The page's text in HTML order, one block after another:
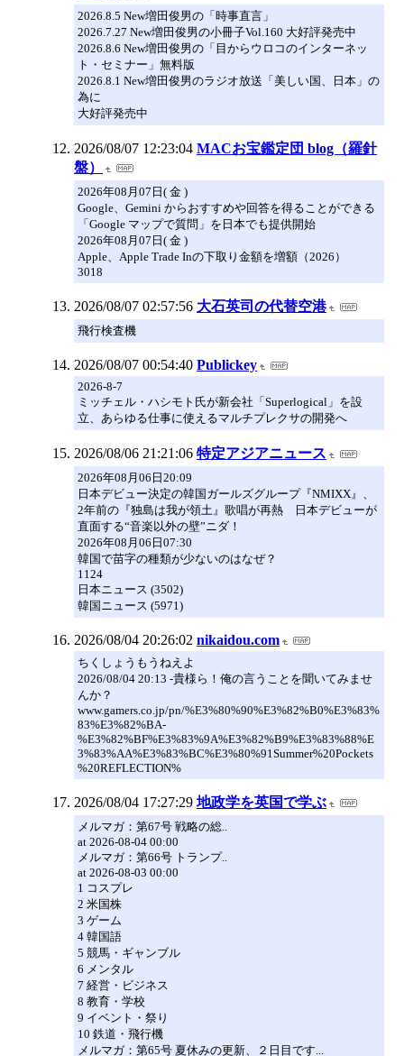
2026.8.5 New増田俊男の「時事直言」
2026.7.27 New増田俊男の小冊子Vol.160 大好評発売中
2026.8.6 New増田俊男の「目からウロコのインターネッ
ト・セミナー」無料版
2026.8.1 New増田俊男のラジオ放送「美しい国、日本」の
為に
大好評発売中
2026/08/07 12:23:04 MACお宝鑑定団 blog（羅針
盤）
2026年08月07日( 金 )
Google、Gemini からおすすめや回答を得ることができる
「Google マップで質問」を日本でも提供開始
2026年08月07日( 金 )
Apple、Apple Trade Inの下取り金額を増額（2026）
3018
2026/08/07 02:57:56 大石英司の代替空港
飛行検査機
2026/08/07 00:54:40 Publickey
2026-8-7
ミッチェル・ハシモト氏が新会社「Superlogical」を設
立、あらゆる仕事に使えるマルチプレクサの開発へ
2026/08/06 21:21:06 特定アジアニュース
2026年08月06日20:09
日本デビュー決定の韓国ガールズグループ『NMIXX』、
2年前の『独島は我が領土』歌唱が再熱 日本デビューが
直面する“音楽以外の壁”ニダ！
2026年08月06日07:30
韓国で苗字の種類が少ないのはなぜ？
1124
日本ニュース (3502)
韓国ニュース (5971)
2026/08/04 20:26:02 nikaidou.com
ちくしょうもうねえよ
2026/08/04 20:13 -貴様ら！俺の言うことを聞いてみませ
んか？
www.gamers.co.jp/pn/%E3%80%90%E3%82%B0%E3%83%
83%E3%82%BA-
%E3%82%BF%E3%83%9A%E3%82%B9%E3%83%88%E
3%83%AA%E3%83%BC%E3%80%91Summer%20Pockets
%20REFLECTION%
2026/08/04 17:27:29 地政学を英国で学ぶ
メルマガ：第67号 戦略の総..
at 2026-08-04 00:00
メルマガ：第66号 トランプ..
at 2026-08-03 00:00
1 コスプレ
2 米国株
3 ゲーム
4 韓国語
5 競馬・ギャンブル
6 メンタル
7 経営・ビジネス
8 教育・学校
9 イベント・祭り
10 鉄道・飛行機
メルマガ：第65号 夏休みの更新、２日目です...